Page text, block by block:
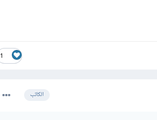
1
الكاتب